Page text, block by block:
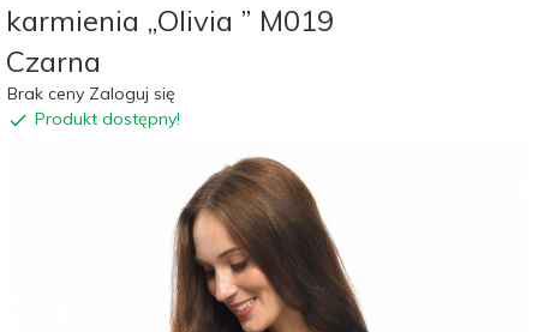
karmienia „Olivia ” M019
Czarna
Brak ceny Zaloguj się
Produkt dostępny!